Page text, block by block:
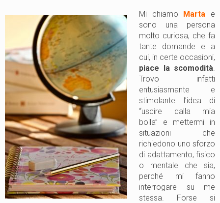
Mi chiamo Marta
e
sono una persona
molto curiosa, che fa
tante domande e a
cui, in certe occasioni,
piace la scomodità
Trovo infatti
entusiasmante e
stimolante l’idea di
“uscire dalla mia
bolla” e mettermi in
situazioni che
richiedono uno sforzo
di adattamento, fisico
o mentale che sia,
perché mi fanno
interrogare su me
stessa. Forse si